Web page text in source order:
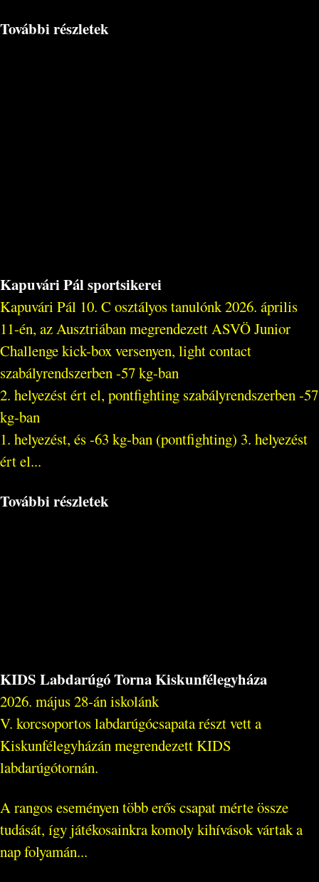
További részletek
Kapuvári Pál sportsikerei
Kapuvári Pál 10. C osztályos tanulónk 2026. április
11-én, az Ausztriában megrendezett ASVÖ Junior
Challenge kick-box versenyen, light contact
szabályrendszerben -57 kg-ban
2. helyezést ért el, pontfighting szabályrendszerben -57
kg-ban
1. helyezést, és -63 kg-ban (pontfighting) 3. helyezést
ért el...
További részletek
KIDS Labdarúgó Torna Kiskunfélegyháza
2026. május 28-án iskolánk
V. korcsoportos labdarúgócsapata részt vett a
Kiskunfélegyházán megrendezett KIDS
labdarúgótornán.
A rangos eseményen több erős csapat mérte össze
tudását, így játékosainkra komoly kihívások vártak a
nap folyamán...